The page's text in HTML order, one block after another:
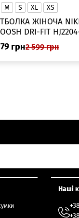
M S XL XS
ЖІНОЧА
SWOOSH DRI-FIT
грн2 599 грн
Наші